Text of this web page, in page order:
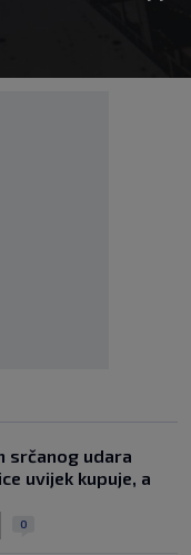
srčanog udara
uvijek kupuje, a
0